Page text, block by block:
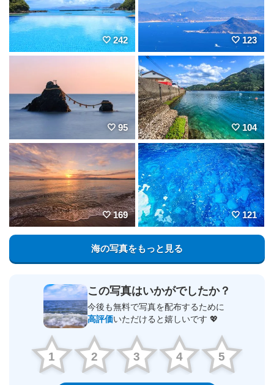
242 123
95 104
169 121
海の写真をもっと見る
この写真はいかがでしたか？
今後も無料で写真を配布するために
高評価いただけると嬉しいです 💖
1 2 3 4 5